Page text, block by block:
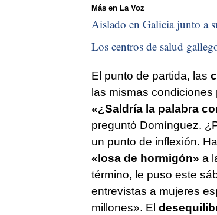
Más en La Voz
Aislado en Galicia junto a
Los centros de salud
El punto de partida, las
las mismas
«¿Saldría la palabra
preguntó Domínguez.
un punto de inflexión.
«losa de hormigón» a
término, le puso este
entrevistas a mujeres
millones». El